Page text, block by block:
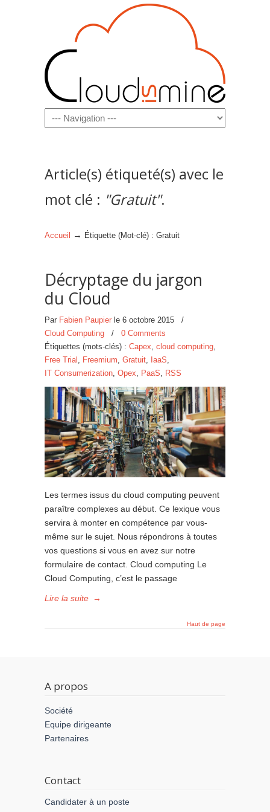
Navigation
Article(s) étiqueté(s) avec le
mot clé : "Gratuit".
Accueil → Étiquette (Mot-clé) : Gratuit
Décryptage du jargon
du Cloud
Par Fabien Paupier le 6 octobre 2015
/
Cloud Computing
/ 0 Comments
Étiquettes (mots-clés) : Capex, cloud computing,
Free Trial , Freemium, Gratuit, IaaS,
IT Consumerization, Opex, PaaS, RSS
Les termes issus du cloud computing peuvent
paraître complexes au début. Ce lexique vous
servira à monter en compétence par vous-
même sur le sujet. Nous répondrons à toutes
vos questions si vous en avez sur notre
formulaire de contact. Cloud computing Le
Cloud Computing, c’est le passage
Lire la suite →
Haut de page
A propos
Société
Equipe dirigeante
Partenaires
Contact
Candidater à un poste